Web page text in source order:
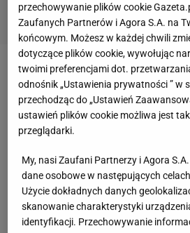
Zobacz wideoSzczęśliwe
Polski? Probierz ostrzega
Wielki transfer Lecha? Temat
Niekwestionowanym
Lechu nadal jest Mikael Ishak.
nazwać go już legendą klubu.
przechowywanie plików cookie
Zaufanych Partnerów i Agora S.A. na
końcowym. Możesz w każdej chwili
dotyczące plików cookie, wywołując
twoimi preferencjami dot.
odnośnik „Ustawienia prywatności ” w
przechodząc do „Ustawień
ustawień plików cookie możliwa jest
przeglądarki.
My, nasi Zaufani Partnerzy i Agora
dane osobowe w następujących
Użycie dokładnych danych
skanowanie charakterystyki
identyfikacji. Przechowywanie